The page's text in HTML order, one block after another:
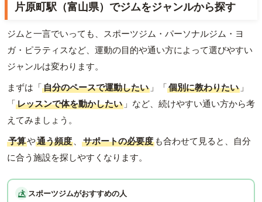
片原町駅（富山県）でジムをジャンルから探す
ジムと一言でいっても、スポーツジム・パーソナルジム・ヨ
ガ・ピラティスなど、運動の目的や通い方によって選びやすい
ジャンルは変わります。
まずは「自分のペースで運動したい 」「個別に教わりたい 」
「レッスンで体を動かしたい 」など、続けやすい通い方から考
えてみましょう。
予算や通う頻度 、 サポートの必要度 も合わせて見ると、自分
に合う施設を探しやすくなります。
スポーツジムがおすすめの人